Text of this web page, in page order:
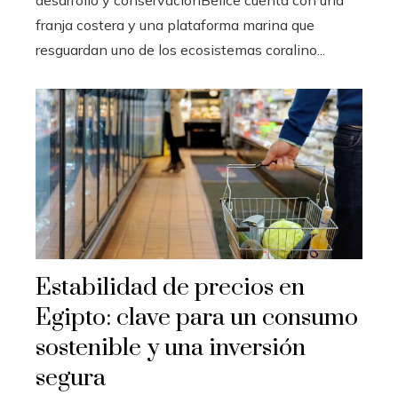
franja costera y una plataforma marina que
resguardan uno de los ecosistemas coralino...
Estabilidad de precios en
Egipto: clave para un consumo
sostenible y una inversión
segura